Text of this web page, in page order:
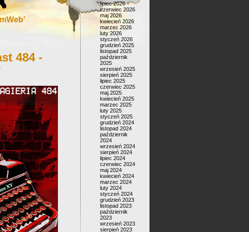
484 -
lipiec 2026
czerwiec 2026
maj 2026
kwiecień 2026
marzec 2026
luty 2026
styczeń 2026
grudzień 2025
listopad 2025
październik
2025
wrzesień 2025
sierpień 2025
lipiec 2025
czerwiec 2025
maj 2025
kwiecień 2025
marzec 2025
luty 2025
styczeń 2025
grudzień 2024
listopad 2024
październik
2024
wrzesień 2024
sierpień 2024
lipiec 2024
czerwiec 2024
maj 2024
kwiecień 2024
marzec 2024
luty 2024
styczeń 2024
grudzień 2023
listopad 2023
październik
2023
wrzesień 2023
sierpień 2023